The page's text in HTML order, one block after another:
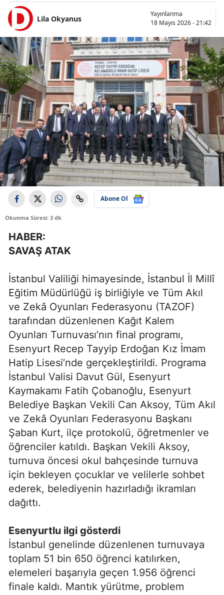
Lila Okyanus
Yayınlanma
18 Mayıs 2026 - 21:42
Abone Ol
Okunma Süresi: 3 dk
HABER:
SAVAŞ ATAK
İstanbul Valiliği himayesinde, İstanbul İl Millî
Eğitim Müdürlüğü iş birliğiyle ve Tüm Akıl
ve Zekâ Oyunları Federasyonu (TAZOF)
tarafından düzenlenen Kağıt Kalem
Oyunları Turnuvası’nın final programı,
Esenyurt Recep Tayyip Erdoğan Kız İmam
Hatip Lisesi’nde gerçekleştirildi. Programa
İstanbul Valisi Davut Gül, Esenyurt
Kaymakamı Fatih Çobanoğlu, Esenyurt
Belediye Başkan Vekili Can Aksoy, Tüm Akıl
ve Zekâ Oyunları Federasyonu Başkanı
Şaban Kurt, ilçe protokolü, öğretmenler ve
öğrenciler katıldı. Başkan Vekili Aksoy,
turnuva öncesi okul bahçesinde turnuva
için bekleyen çocuklar ve velilerle sohbet
ederek, belediyenin hazırladığı ikramları
dağıttı.
Esenyurtlu ilgi gösterdi
İstanbul genelinde düzenlenen turnuvaya
toplam 51 bin 650 öğrenci katılırken,
elemeleri başarıyla geçen 1.956 öğrenci
finale kaldı. Mantık yürütme, problem